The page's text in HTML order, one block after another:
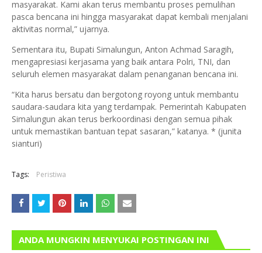
masyarakat. Kami akan terus membantu proses pemulihan
pasca bencana ini hingga masyarakat dapat kembali menjalani
aktivitas normal,” ujarnya.
Sementara itu, Bupati Simalungun, Anton Achmad Saragih,
mengapresiasi kerjasama yang baik antara Polri, TNI, dan
seluruh elemen masyarakat dalam penanganan bencana ini.
“Kita harus bersatu dan bergotong royong untuk membantu
saudara-saudara kita yang terdampak. Pemerintah Kabupaten
Simalungun akan terus berkoordinasi dengan semua pihak
untuk memastikan bantuan tepat sasaran,” katanya. * (junita
sianturi)
Tags: Peristiwa
ANDA MUNGKIN MENYUKAI POSTINGAN INI